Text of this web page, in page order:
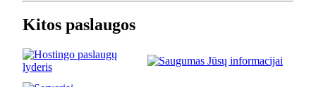
Kitos paslaugos